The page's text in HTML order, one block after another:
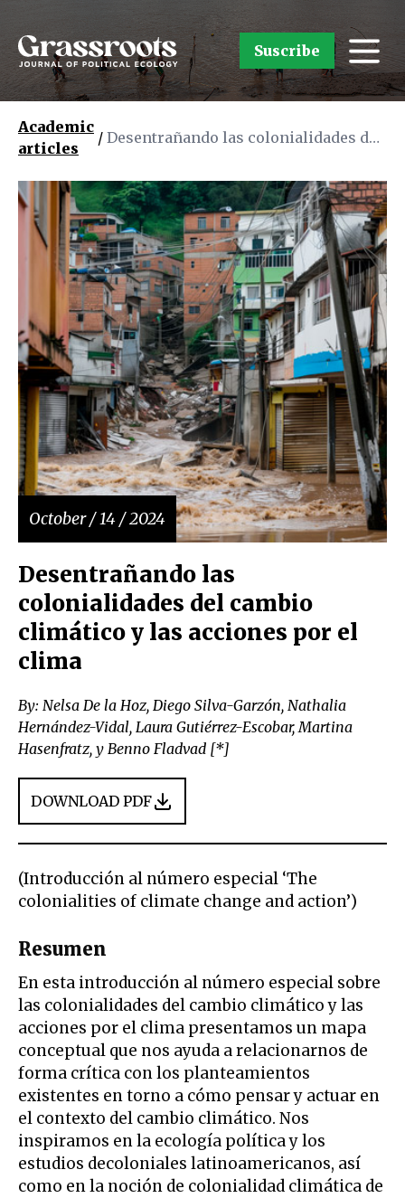
Suscribe
Academic
articles
/ Desentrañando las colonialidades del
clima
October / 14 / 2024
Desentrañando las
colonialidades del cambio
climático y las acciones por el
clima
By: Nelsa De la Hoz, Diego Silva-Garzón, Nathalia
Hernández-Vidal, Laura Gutiérrez-Escobar, Martina
Hasenfratz, y Benno Fladvad [*]
DOWNLOAD PDF
(Introducción al número especial ‘The
colonialities of climate change and action’)
Resumen
En esta introducción al número especial sobre
las colonialidades del cambio climático y las
acciones por el clima presentamos un mapa
conceptual que nos ayuda a relacionarnos de
forma crítica con los planteamientos
existentes en torno a cómo pensar y actuar en
el contexto del cambio climático. Nos
inspiramos en la ecología política y los
estudios decoloniales latinoamericanos, así
como en la noción de colonialidad climática de